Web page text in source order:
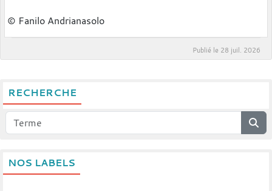
© Fanilo Andrianasolo
Publié le 28 juil. 2026
RECHERCHE
NOS LABELS